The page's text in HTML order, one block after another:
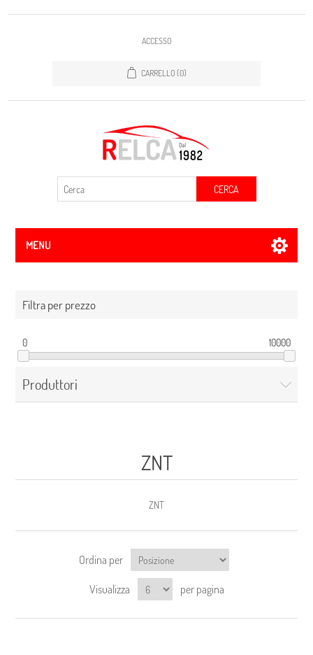
ACCESSO
CARRELLO (0)
CERCA
MENU
Filtra per prezzo
0 10000
Produttori
ZNT
ZNT
Ordina per
Visualizza per pagina